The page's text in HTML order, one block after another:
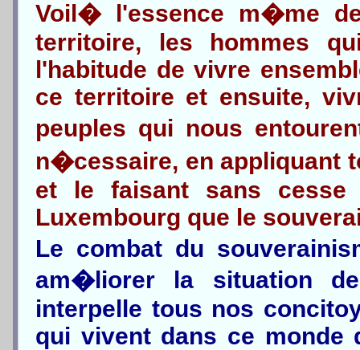
Voil� l'essence m�me
territoire, les hommes
l'habitude de vivre
ce territoire et ensuite,
peuples qui nous
n�cessaire, en appliquant
et le faisant sans cesse
Luxembourg que le
Le combat du
am�liorer la situation
interpelle tous nos
qui vivent dans ce monde